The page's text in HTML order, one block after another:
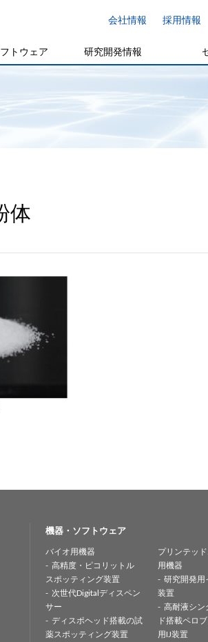
会社情報 採用情報
トウェア 研究開発情報
体
機器・ソフトウェア
バイオ用機器
高精度・ピコリットル
スポッティング装置
次世代Digitalディスペン
サー
ディスポヘッド搭載の試
薬スポッティング装置
プリンテッ
用機器
研究開発用
装置
高耐液シン
ド搭載ペロ
用IJ装置